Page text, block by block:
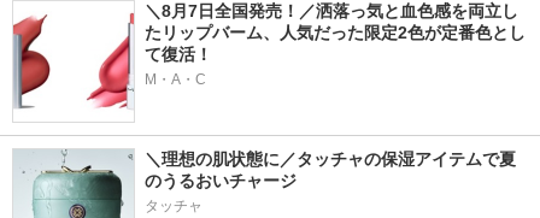
＼8月7日全国発売！／洒落っ気と血色感を両立し
たリップバーム、人気だった限定2色が定番色とし
て復活！
M・A・C
＼理想の肌状態に／タッチャの保湿アイテムで夏
のうるおいチャージ
タッチャ